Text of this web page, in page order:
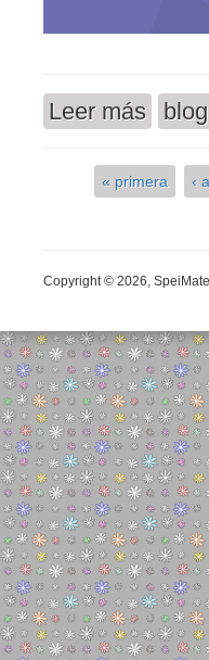
Leer más sobre
Páginas
« primera ‹
Copyright © 2026,